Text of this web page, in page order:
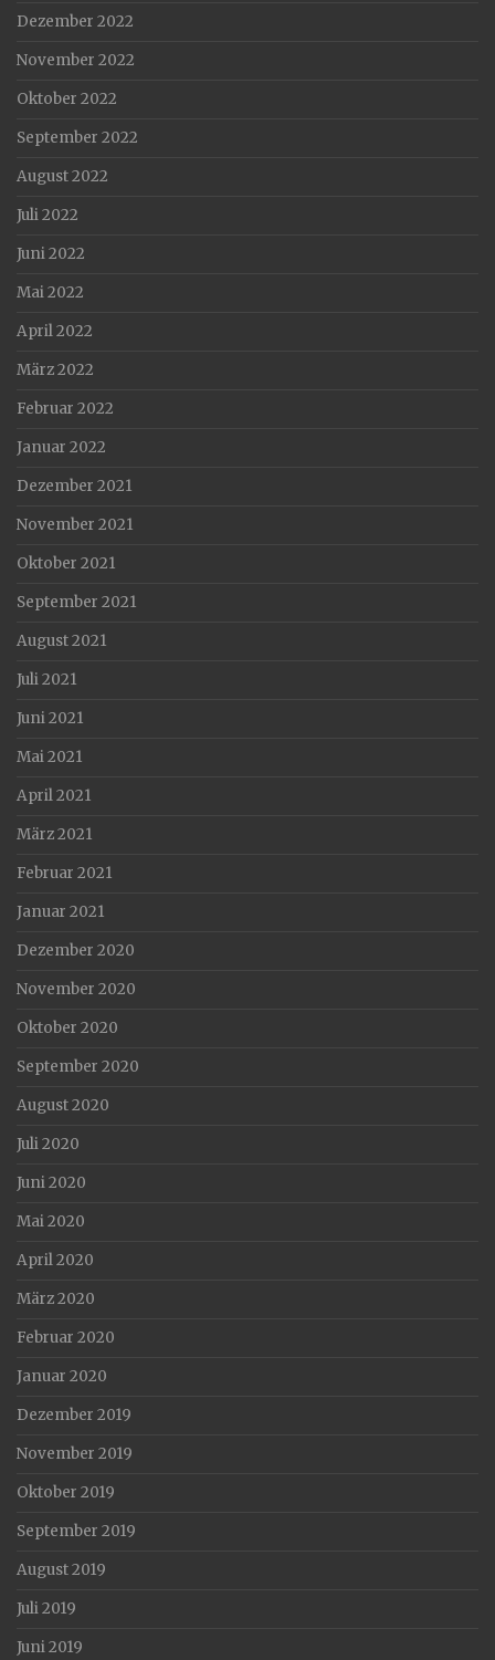
Dezember 2022
November 2022
Oktober 2022
September 2022
August 2022
Juli 2022
Juni 2022
Mai 2022
April 2022
März 2022
Februar 2022
Januar 2022
Dezember 2021
November 2021
Oktober 2021
September 2021
August 2021
Juli 2021
Juni 2021
Mai 2021
April 2021
März 2021
Februar 2021
Januar 2021
Dezember 2020
November 2020
Oktober 2020
September 2020
August 2020
Juli 2020
Juni 2020
Mai 2020
April 2020
März 2020
Februar 2020
Januar 2020
Dezember 2019
November 2019
Oktober 2019
September 2019
August 2019
Juli 2019
Juni 2019